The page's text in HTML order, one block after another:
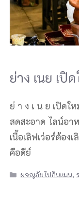
ย่าง เนย เปิ
ย่ า ง เ น ย เปิดใ
สดสะอาด ไลน์อา
เนื้อเลิฟเว่อร์ต้อง
คือดีย์
Categories
ผจญภัยไปกับแนน,